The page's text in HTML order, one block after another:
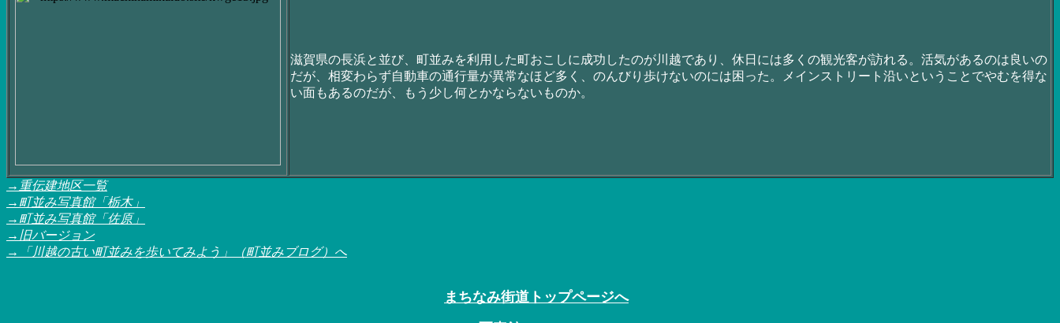
滋賀県の長浜と並び、町並みを利用した町おこしに成功したのが川越であり、休日には多くの観光客が訪れる。活気があるのは良いの
だが、相変わらず自動車の通行量が異常なほど多く、のんびり歩けないのには困った。メインストリート沿いということでやむを得な
い面もあるのだが、もう少し何とかならないものか。
→重伝建地区一覧
→町並み写真館「栃木」
→町並み写真館「佐原」
→旧バージョン
→
「川越の古い町並みを歩いてみよう」（町並みブログ）へ
まちなみ街道トップページへ